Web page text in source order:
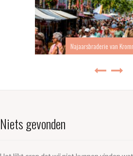
Najaarsbraderie van
Niets gevonden